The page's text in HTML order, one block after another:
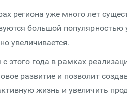
региона уже много лет
большой
увеличивается.
этого года в рамках
развитие и позволит
жизнь и увеличить